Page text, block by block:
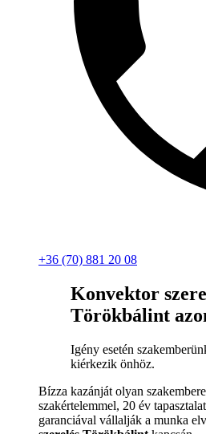
+36 (70) 881 20 08
Konvektor
Törökbálint
Igény esetén
kiérkezik önhöz.
Bízza kazánját olyan
szakértelemmel, 20 év
garanciával vállalják a munka